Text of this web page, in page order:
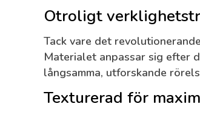
Otroligt
Tack vare det revolutionerande
Materialet anpassar sig efter
långsamma, utforskande
Texturerad för